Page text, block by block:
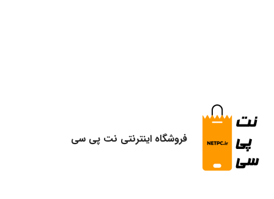
فروشگاه اینترنتی نت پی سی